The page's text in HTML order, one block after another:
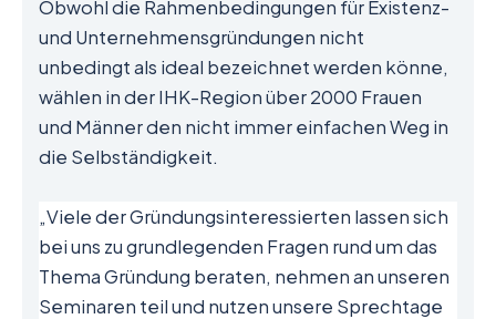
Obwohl die Rahmenbedingungen für Existenz-
und Unternehmensgründungen nicht
unbedingt als ideal bezeichnet werden könne,
wählen in der IHK-Region über 2000 Frauen
und Männer den nicht immer einfachen Weg in
die Selbständigkeit.
„Viele der Gründungsinteressierten lassen sich
bei uns zu grundlegenden Fragen rund um das
Thema Gründung beraten, nehmen an unseren
Seminaren teil und nutzen unsere Sprechtage